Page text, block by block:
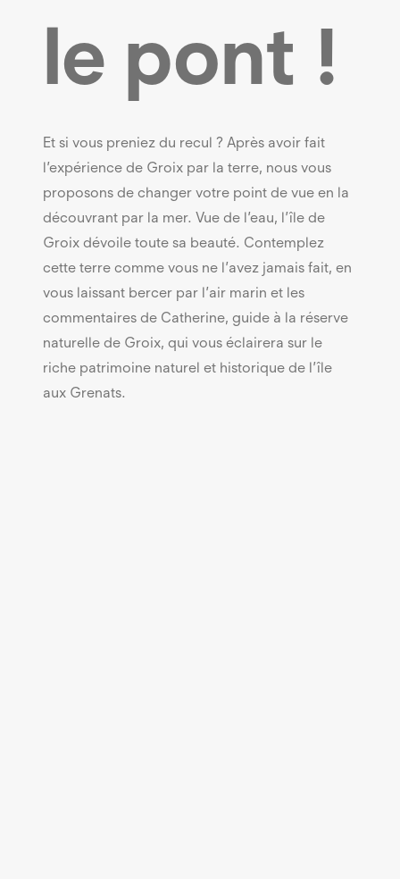
le pont !
Et si vous preniez du recul ? Après avoir fait
l’expérience de Groix par la terre, nous vous
proposons de changer votre point de vue en la
découvrant par la mer. Vue de l’eau, l’île de
Groix dévoile toute sa beauté. Contemplez
cette terre comme vous ne l’avez jamais fait, en
vous laissant bercer par l’air marin et les
commentaires de Catherine, guide à la réserve
naturelle de Groix, qui vous éclairera sur le
riche patrimoine naturel et historique de l’île
aux Grenats.